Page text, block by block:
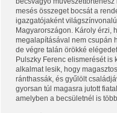
mesés összeget bocsát a
igazgatójaként
Magyarországon. Károly érzi,
megalapításával nem csupán
de végre talán örökké
Pulszky Ferenc elismerését is
alkalmat lesik, hogy
ránthassák, és gyűlölt
gyorsan túl magasra jutott
amelyben a becsületnél is több